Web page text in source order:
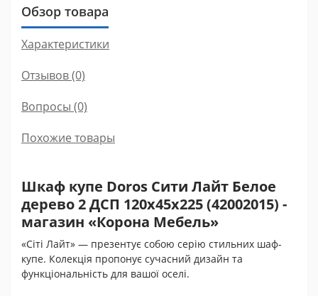
Обзор товара
Характеристики
Отзывов (0)
Вопросы (0)
Похожие товары
Шкаф купе Doros Сити Лайт Белое
дерево 2 ДСП 120х45х225 (42002015) -
магазин «Корона Мебель»
«Сіті Лайт» — презентує собою серію стильних шаф-
купе. Колекція пропонує сучасний дизайн та
функціональність для вашої оселі.